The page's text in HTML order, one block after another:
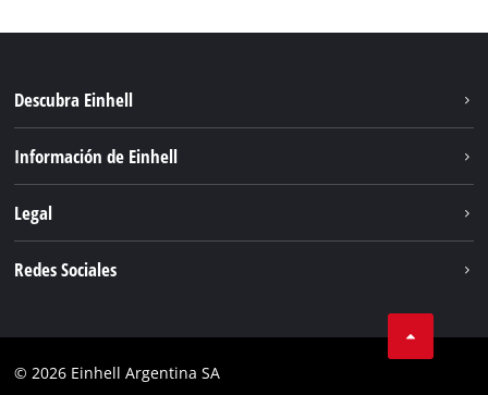
Descubra Einhell
Servicio
Información de Einhell
Einhell global
Legal
Cumplimiento
Redes Sociales
Instagram
© 2026 Einhell Argentina SA